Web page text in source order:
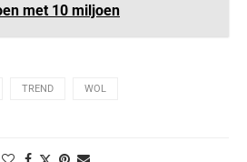
met 10 miljoen
TREND WOL